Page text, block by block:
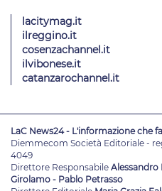
lacitymag.it
ilreggino.it
cosenzachannel.it
ilvibonese.it
catanzarochannel.it
LaC News24 - L'informazione che
Diemmecom Società Editoriale -
4049
Direttore Responsabile Alessandro
Girolamo - Pablo Petrasso